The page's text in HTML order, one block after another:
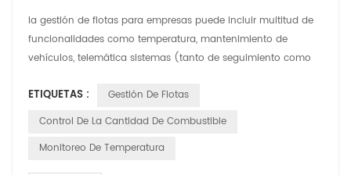
la gestión de flotas para empresas puede incluir multitud de
funcionalidades como temperatura, mantenimiento de
vehículos, telemática sistemas (tanto de seguimiento como
de combustible y gestión de la seguridad y salud de los
vehículos. controladores. Este tipo de servicios de gestión de
ETIQUETAS :
Gestión De Flotas
Control De La Cantidad De Combustible
Monitoreo De Temperatura